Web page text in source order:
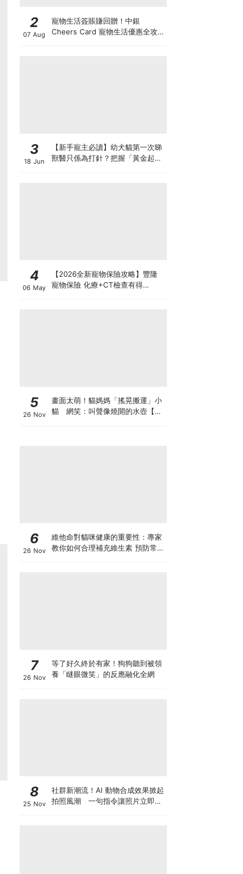
2
07 Aug
寵物生活簽賬賺回贈！中銀
Cheers Card 寵物生活優惠全攻
3
18 Jun
【新手寵主必讀】幼犬貓第一次睇
獸醫只係為打針？把握「黃金起跑
4
06 May
【2026全新寵物保險攻略】豐隆
寵物保險 化療+CT檢查有得
5
26 Nov
畫面太萌！貓媽媽「搖晃搬運」小
貓 網笑：叫聲像燒開的水壺【有
6
26 Nov
維他命對貓咪健康的重要性：專家
教你如何合理補充維生素 預防常見
7
26 Nov
等了好久終於有家！狗狗聽到被領
養「瞇眼微笑」的反應融化全網
8
25 Nov
社群新潮流！AI 動物合成效果掀起
拍照風潮 一句指令讓照片立即升